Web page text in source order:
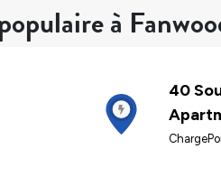
à
40